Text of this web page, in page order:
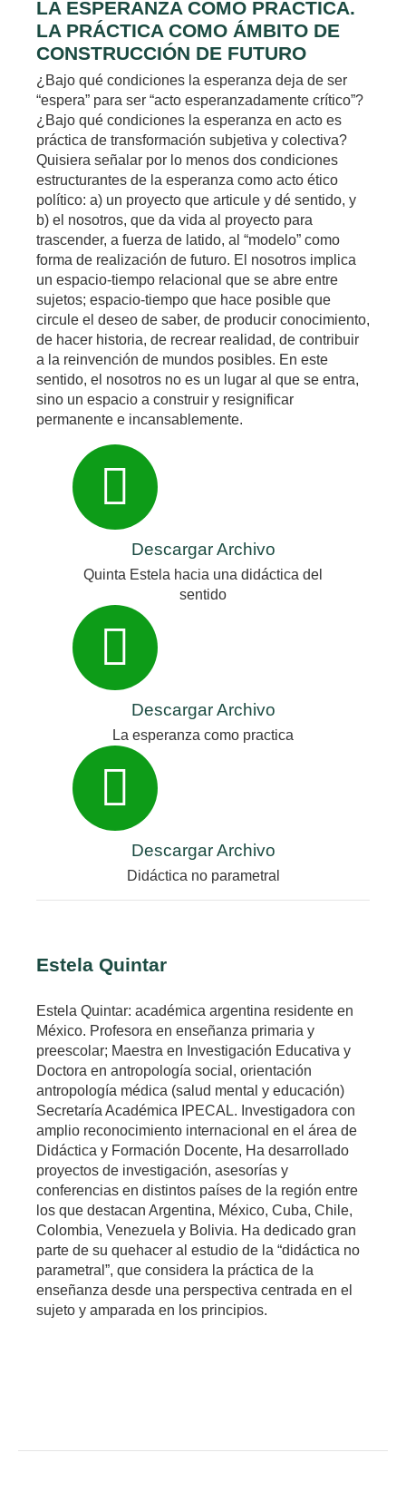
LA ESPERANZA COMO PRÁCTICA.
LA PRÁCTICA COMO ÁMBITO DE
CONSTRUCCIÓN DE FUTURO
¿Bajo qué condiciones la esperanza deja de ser
“espera” para ser “acto esperanzadamente crítico”?
¿Bajo qué condiciones la esperanza en acto es
práctica de transformación subjetiva y colectiva?
Quisiera señalar por lo menos dos condiciones
estructurantes de la esperanza como acto ético
político: a) un proyecto que articule y dé sentido, y
b) el nosotros, que da vida al proyecto para
trascender, a fuerza de latido, al “modelo” como
forma de realización de futuro. El nosotros implica
un espacio-tiempo relacional que se abre entre
sujetos; espacio-tiempo que hace posible que
circule el deseo de saber, de producir conocimiento,
de hacer historia, de recrear realidad, de contribuir
a la reinvención de mundos posibles. En este
sentido, el nosotros no es un lugar al que se entra,
sino un espacio a construir y resignificar
permanente e incansablemente.
Descargar Archivo
Quinta Estela hacia una didáctica del
sentido
Descargar Archivo
La esperanza como practica
Descargar Archivo
Didáctica no parametral
Estela Quintar
Estela Quintar: académica argentina residente en
México. Profesora en enseñanza primaria y
preescolar; Maestra en Investigación Educativa y
Doctora en antropología social, orientación
antropología médica (salud mental y educación)
Secretaría Académica IPECAL. Investigadora con
amplio reconocimiento internacional en el área de
Didáctica y Formación Docente, Ha desarrollado
proyectos de investigación, asesorías y
conferencias en distintos países de la región entre
los que destacan Argentina, México, Cuba, Chile,
Colombia, Venezuela y Bolivia. Ha dedicado gran
parte de su quehacer al estudio de la “didáctica no
parametral”, que considera la práctica de la
enseñanza desde una perspectiva centrada en el
sujeto y amparada en los principios.